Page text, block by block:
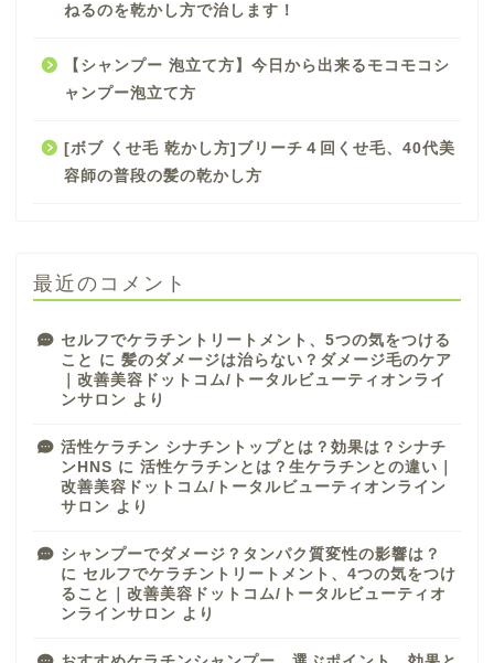
ねるのを乾かし方で治します！
【シャンプー 泡立て方】今日から出来るモコモコシ
ャンプー泡立て方
[ボブ くせ毛 乾かし方]ブリーチ４回くせ毛、40代美
容師の普段の髪の乾かし方
最近のコメント
セルフでケラチントリートメント、5つの気をつける
こと に 髪のダメージは治らない？ダメージ毛のケア
｜改善美容ドットコム/トータルビューティオンライ
ンサロン より
活性ケラチン シナチントップとは？効果は？シナチ
ンHNS に 活性ケラチンとは？生ケラチンとの違い｜
改善美容ドットコム/トータルビューティオンライン
サロン より
シャンプーでダメージ？タンパク質変性の影響は？
に セルフでケラチントリートメント、4つの気をつけ
ること｜改善美容ドットコム/トータルビューティオ
ンラインサロン より